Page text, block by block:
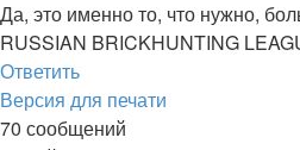
Да, это именно то, что нужно,
RUSSIAN BRICKHUNTING
Вернуться
к
началу
Ответить
Версия для печати
70 сообщений